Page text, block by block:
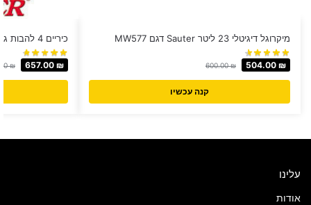
מיקרוגל דיגיטלי 23 ליטר Sauter דגם MW577
600.00₪ 504.00 ₪
קנה עכשיו
כיריים 4 להבות גז Muller/PEERLESS יבואן רשמי!
₪ 657.00 ₪
עלינו
אודות